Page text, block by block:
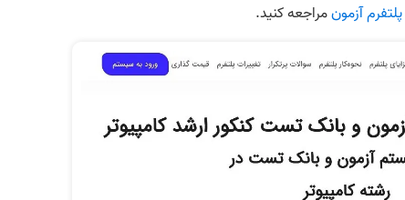
پلتفرم آزمونمراجعه کنید.